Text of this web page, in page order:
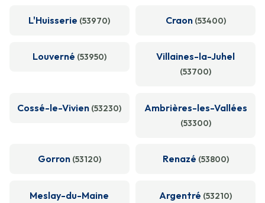
L'Huisserie (53970) Craon (53400)
Louverné (53950) Villaines-la-Juhel
(53700)
Cossé-le-Vivien (53230) Ambrières-les-Vallées
(53300)
Gorron (53120) Renazé (53800)
Meslay-du-Maine Argentré (53210)